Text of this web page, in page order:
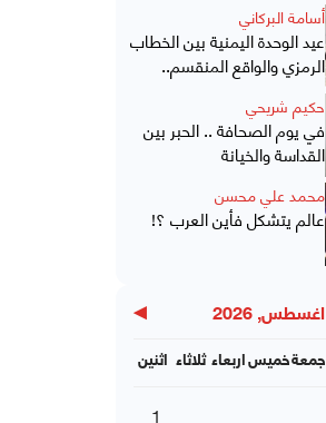
أسامة البركاني
عيد الوحدة اليمنية بين الخطاب
الرمزي والواقع المنقسم..
حكيم شريحي
في يوم الصحافة .. الحبر بين
القداسة والخيانة
محمد علي محسن
عالم يتشكل فأين العرب ؟!
اغسطس, 2026 ▶
اثنين ثلاثاء اربعاءخميسجمعة
1